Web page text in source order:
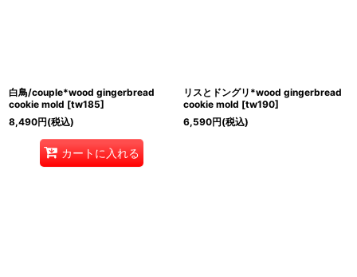
白鳥/couple*wood gingerbread
cookie mold [tw185]
8,490円(税込)
カートに入れる
リスとドングリ*wood gingerbread
cookie mold [tw190]
6,590円(税込)